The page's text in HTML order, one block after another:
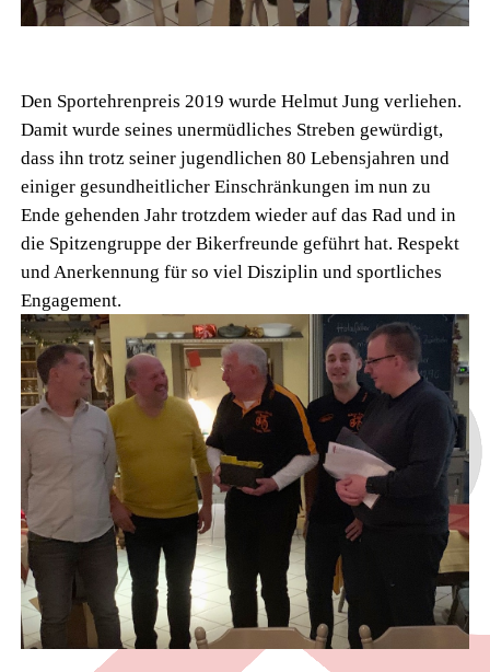
Den Sportehrenpreis 2019 wurde Helmut Jung verliehen.
Damit wurde seines unermüdliches Streben gewürdigt,
dass ihn trotz seiner jugendlichen 80 Lebensjahren und
einiger gesundheitlicher Einschränkungen im nun zu
Ende gehenden Jahr trotzdem wieder auf das Rad und in
die Spitzengruppe der Bikerfreunde geführt hat. Respekt
und Anerkennung für so viel Disziplin und sportliches
Engagement.